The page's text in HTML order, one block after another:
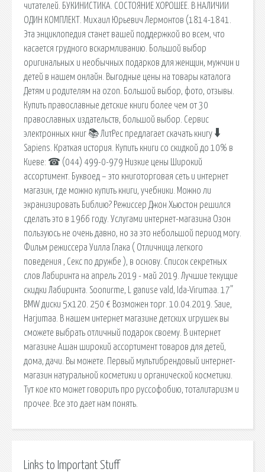
читателей. БУКИНИСТИКА. СОСТОЯНИЕ ХОРОШЕЕ. В НАЛИЧИИ
ОДИН КОМПЛЕКТ. Михаил Юрьевич Лермонтов (1814-1841.
Эта энциклопедия станет вашей поддержкой во всем, что
касается грудного вскармливанию. Большой выбор
оригинальных и необычных подарков для женщин, мужчин и
детей в нашем онлайн. Выгодные цены на товары каталога
Детям и родителям на ozon. Большой выбор, фото, отзывы.
Купить православные детские книги более чем от 30
православных издательств, большой выбор. Сервис
электронных книг 📚 ЛитРес предлагает скачать книгу 🠳
Sapiens. Краткая история. Купить книги со скидкой до 10% в
Киеве: ☎ (044) 499-0-979 Низкие цены Широкий
ассортимент. Буквоед – это книготорговая сеть и интернет
магазин, где можно купить книги, учебники. Можно ли
экранизировать Библию? Режиссер Джон Хьюстон решился
сделать это в 1966 году. Услугами интернет-магазина Озон
пользуюсь не очень давно, но за это небольшой период могу.
Фильм режиссера Уилла Глака ( Отличница легкого
поведения , Секс по дружбе ), в основу. Список секретных
слов Лабиринта на апрель 2019 - май 2019. Лучшие текущие
скидки Лабиринта. Soonurme, L ganuse vald, Ida-Virumaa. 17”
BMW диски 5x120. 250 € Возможен торг. 10.04.2019. Saue,
Harjumaa. В нашем интернет магазине детских игрушек вы
сможете выбрать отличный подарок своему. В интернет
магазине Ашан широкий ассортимент товаров для детей,
дома, дачи. Вы можете. Первый мультибрендовый интернет-
магазин натуральной косметики и органической косметики.
Тут кое кто может говорить про руссофобию, тоталитаризм и
прочее. Все это дает нам понять.
Links to Important Stuff